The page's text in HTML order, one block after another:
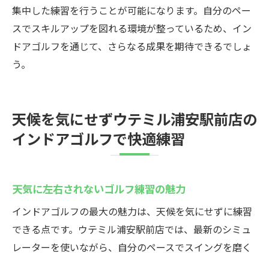
集中した練習を行うことが可能になります。自分のペー
スでスキルアップを図れる環境が整っているため、イン
ドアゴルフを通じて、さらなる成果を期待できるでしょ
う。
天候を気にせずウテミル浦安駅前店の
インドアゴルフで快適練習
天気に左右されないゴルフ練習の魅力
インドアゴルフの最大の魅力は、天候を気にせずに練習
できる点です。ウテミル浦安駅前店では、最新のシミュ
レーターを使いながら、自分のペースでスイングを磨く